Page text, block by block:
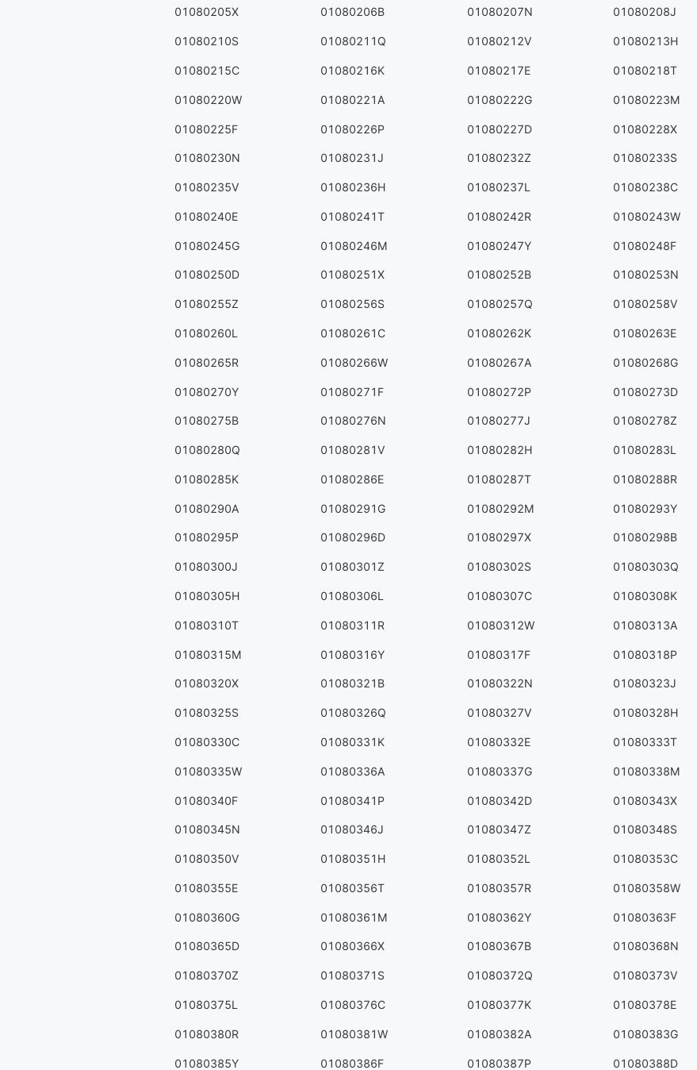
01080205X 01080206B 01080207N 01080208J
01080210S 01080211Q 01080212V 01080213H
01080215C 01080216K 01080217E 01080218T
01080220W 01080221A 01080222G 01080223M
01080225F 01080226P 01080227D 01080228X
01080230N 01080231J 01080232Z 01080233S
01080235V 01080236H 01080237L 01080238C
01080240E 01080241T 01080242R 01080243W
01080245G 01080246M 01080247Y 01080248F
01080250D 01080251X 01080252B 01080253N
01080255Z 01080256S 01080257Q 01080258V
01080260L 01080261C 01080262K 01080263E
01080265R 01080266W 01080267A 01080268G
01080270Y 01080271F 01080272P 01080273D
01080275B 01080276N 01080277J 01080278Z
01080280Q 01080281V 01080282H 01080283L
01080285K 01080286E 01080287T 01080288R
01080290A 01080291G 01080292M 01080293Y
01080295P 01080296D 01080297X 01080298B
01080300J 01080301Z 01080302S 01080303Q
01080305H 01080306L 01080307C 01080308K
01080310T 01080311R 01080312W 01080313A
01080315M 01080316Y 01080317F 01080318P
01080320X 01080321B 01080322N 01080323J
01080325S 01080326Q 01080327V 01080328H
01080330C 01080331K 01080332E 01080333T
01080335W 01080336A 01080337G 01080338M
01080340F 01080341P 01080342D 01080343X
01080345N 01080346J 01080347Z 01080348S
01080350V 01080351H 01080352L 01080353C
01080355E 01080356T 01080357R 01080358W
01080360G 01080361M 01080362Y 01080363F
01080365D 01080366X 01080367B 01080368N
01080370Z 01080371S 01080372Q 01080373V
01080375L 01080376C 01080377K 01080378E
01080380R 01080381W 01080382A 01080383G
01080385Y 01080386F 01080387P 01080388D